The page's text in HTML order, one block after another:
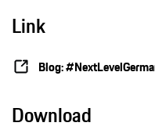
Link
Blog:
Download